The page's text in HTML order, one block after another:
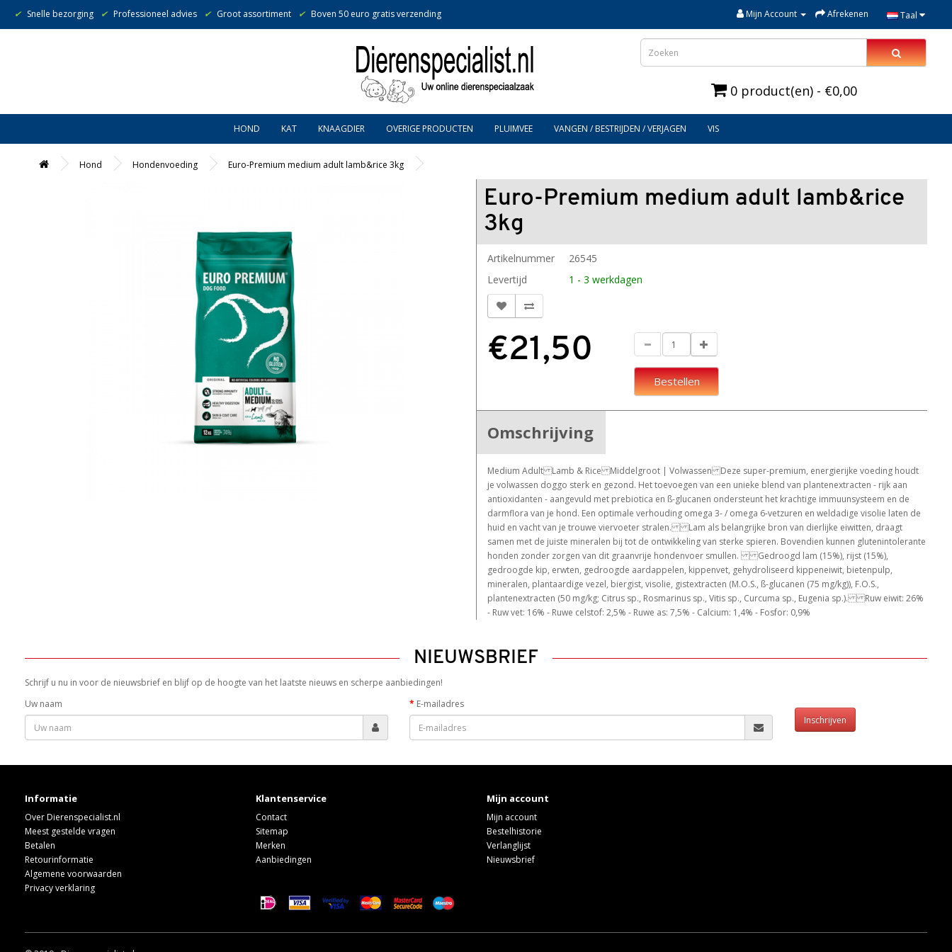
✔ Snelle bezorging ✔ Professioneel advies ✔ Groot assortiment ✔ Boven 50 euro gratis verzending Mijn Account Afrekenen Taal
0 product(en) - €0,00
HOND KAT KNAAGDIER OVERIGE PRODUCTEN PLUIMVEE VANGEN / BESTRIJDEN / VERJAGEN VIS
Hond Hondenvoeding Euro-Premium medium adult lamb&rice 3kg
Euro-Premium medium adult lamb&rice
3kg
Artikelnummer
26545
Levertijd
1 - 3 werkdagen
€21,50
Bestellen
Omschrijving
Medium Adult Lamb & Rice Middelgroot | Volwassen Deze super-premium, energierijke voeding houdt
je volwassen doggo sterk en gezond. Het toevoegen van een unieke blend van plantenextracten - rijk aan
antioxidanten - aangevuld met prebiotica en ß-glucanen ondersteunt het krachtige immuunsysteem en de
darmflora van je hond. Een optimale verhouding omega 3- / omega 6-vetzuren en weldadige visolie laten de
huid en vacht van je trouwe viervoeter stralen. Lam als belangrijke bron van dierlijke eiwitten, draagt
samen met de juiste mineralen bij tot de ontwikkeling van sterke spieren. Bovendien kunnen glutenintolerante
honden zonder zorgen van dit graanvrije hondenvoer smullen. Gedroogd lam (15%), rijst (15%),
gedroogde kip, erwten, gedroogde aardappelen, kippenvet, gehydroliseerd kippeneiwit, bietenpulp,
mineralen, plantaardige vezel, biergist, visolie, gistextracten (M.O.S., ß-glucanen (75 mg/kg)), F.O.S.,
plantenextracten (50 mg/kg; Citrus sp., Rosmarinus sp., Vitis sp., Curcuma sp., Eugenia sp.). Ruw eiwit: 26%
- Ruw vet: 16% - Ruwe celstof: 2,5% - Ruwe as: 7,5% - Calcium: 1,4% - Fosfor: 0,9%
NIEUWSBRIEF
Schrijf u nu in voor de nieuwsbrief en blijf op de hoogte van het laatste nieuws en scherpe aanbiedingen!
Uw naam
E-mailadres
Inschrijven
Informatie
Over Dierenspecialist.nl
Meest gestelde vragen
Betalen
Retourinformatie
Algemene voorwaarden
Privacy verklaring
Klantenservice
Contact
Sitemap
Merken
Aanbiedingen
Mijn account
Mijn account
Bestelhistorie
Verlanglijst
Nieuwsbrief